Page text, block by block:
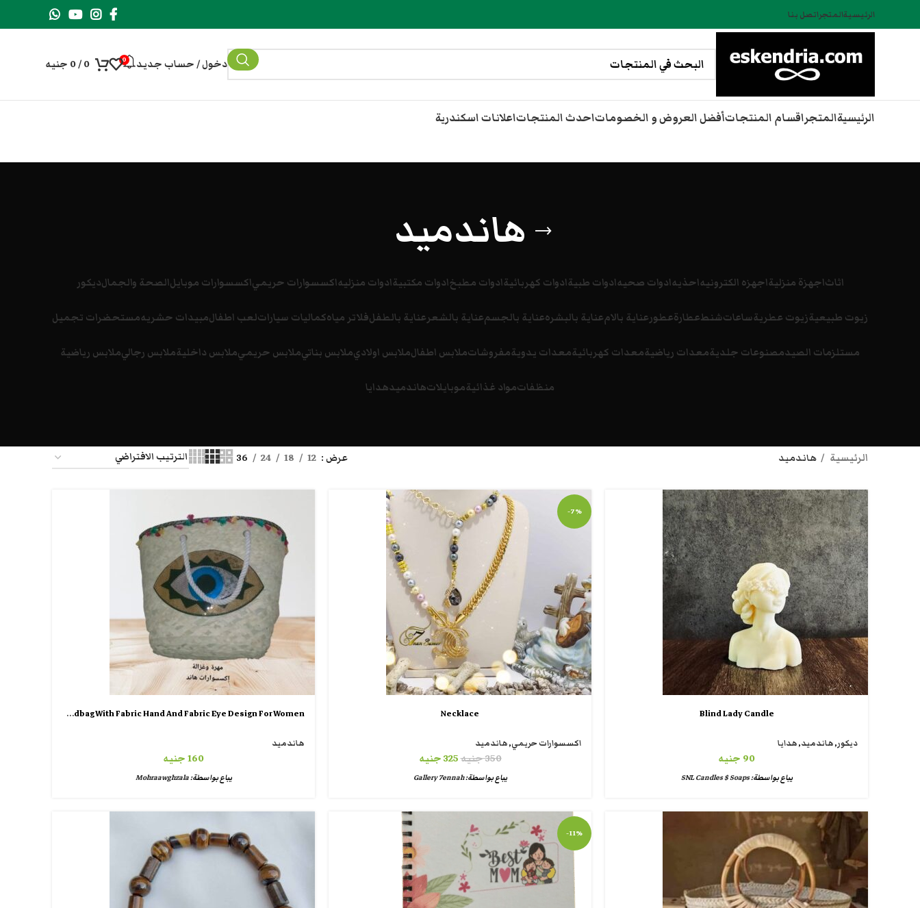
الرئيسيةالمتجراتصل بنا
دخول / حساب جديد 0
0
/
0 جنيه
الرئيسيةالمتجراقسام المنتجاتأفضل العروض و الخصوماتاحدث المنتجاتاعلانات اسكندرية
هاندميد
اثاثاجهزة منزليةاجهزه الكترونيهاحذيهادوات صحيهادوات طبيةادوات كهربائيةادوات مطبخادوات مكتبيةادوات منزليهاكسسوارات حريمياكسسوارات موبايلالصحة والجمالديكور
زيوت طبيعيةزيوت عطريةساعاتشنطعطارةعطورعناية بالامعناية بالبشرهعناية بالجسمعناية بالشعرعناية بالطفلفلاتر مياهكماليات سياراتلعب اطفالمبيدات حشريهمستحضرات تجميل
مستلزمات الصيدمصنوعات جلديةمعدات رياضيةمعدات كهربائيةمعدات يدويةمفروشاتملابس اطفالملابس اولاديملابس بناتيملابس حريميملابس داخليةملابس رجاليملابس رياضية
منظفاتمواد غذائيةموبايلاتهاندميدهدايا
الرئيسية هاندميد عرض 12
18
24
36
Blind Lady Candle
ديكور,هاندميد,هدايا
90 جنيه
يباع بواسطة:SNL Candles $ Soaps
-7%
Necklace
اكسسوارات حريمي,هاندميد
350جنيه325جنيه
يباع بواسطة:Gallery 7ennah
Wicker Handbag With Fabric Hand And Fabric Eye Design For Women
هاندميد
160جنيه
يباع بواسطة:Mohraawghzala
-11%